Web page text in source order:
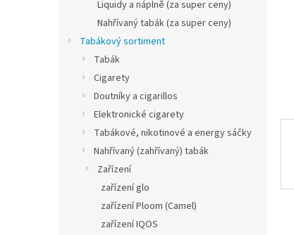
Liquidy a náplně (za super ceny)
Nahřívaný tabák (za super ceny)
Tabákový sortiment
Tabák
Cigarety
Doutníky a cigarillos
Elektronické cigarety
Tabákové, nikotinové a energy sáčky
Nahřívaný (zahřívaný) tabák
Zařízení
zařízení glo
zařízení Ploom (Camel)
zařízení IQOS